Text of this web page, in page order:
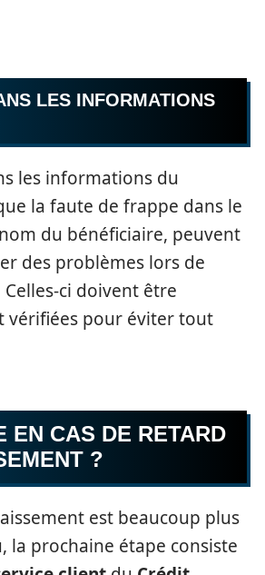
LES INFORMATIONS
les informations du
la faute de frappe dans le
du bénéficiaire, peuvent
des problèmes lors de
Celles-ci doivent être
vérifiées pour éviter tout
EN CAS DE RETARD
?
est beaucoup plus
la prochaine étape consiste